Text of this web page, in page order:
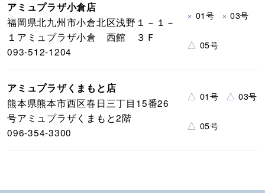
アミュプラザ小倉店
福岡県北九州市小倉北区浅野１－１－
１アミュプラザ小倉 西館 ３Ｆ
093-512-1204
× 01号 × 03号
△ 05号
アミュプラザくまもと店
熊本県熊本市西区春日三丁目15番26
号アミュプラザくまもと2階
096-354-3300
△ 01号 △ 03号
△ 05号